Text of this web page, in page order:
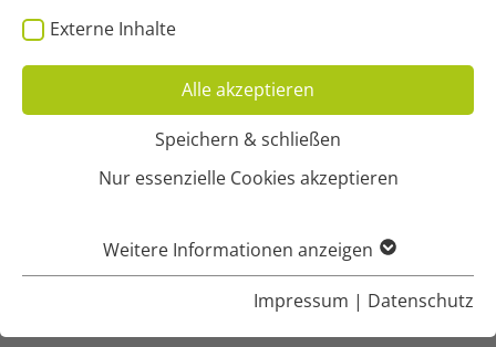
Externe Inhalte
Alle akzeptieren
Speichern & schließen
Nur essenzielle Cookies akzeptieren
Weitere Informationen anzeigen
Impressum | Datenschutz
GPS-Ortung Projekte
GPS-ORTUNG FÜR
PROJEKTE, AUFTRÄGE &